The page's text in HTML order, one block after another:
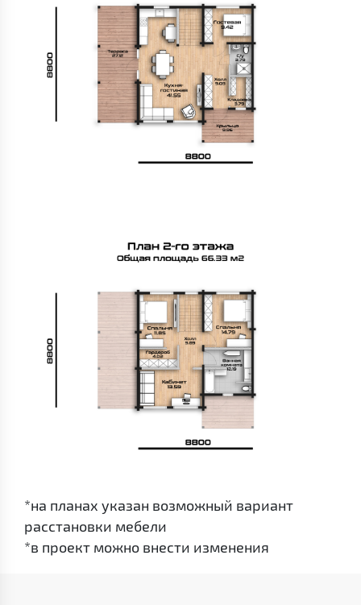
*на планах указан возможный вариант
расстановки мебели
*в проект можно внести изменения